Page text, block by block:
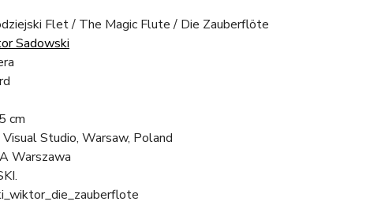
Flet / The Magic Flute / Die Zauberflöte
Sadowski
cm
Visual Studio, Warsaw, Poland
Warszawa